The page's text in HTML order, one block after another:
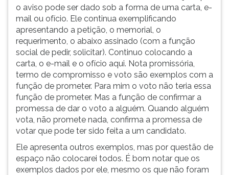
o aviso pode ser dado sob a forma de uma carta, e-
mail ou ofício. Ele continua exemplificando
apresentando a petição, o memorial, o
requerimento, o abaixo assinado (com a função
social de pedir, solicitar). Continuo colocando a
carta, o e-mail e o ofício aqui. Nota promissória,
termo de compromisso e voto são exemplos com a
função de prometer. Para mim o voto não teria essa
função de prometer. Mas a função de confirmar a
promessa de dar o voto a alguém. Quando alguém
vota, não promete nada, confirma a promessa de
votar que pode ter sido feita a um candidato.
Ele apresenta outros exemplos, mas por questão de
espaço não colocarei todos. É bom notar que os
exemplos dados por ele, mesmo os que não foram